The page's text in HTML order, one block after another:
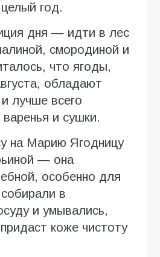
год.
дня — идти в лес
смородиной и
что ягоды,
обладают
лучше всего
и сушки.
на Марию Ягодницу
— она
особенно для
в
и умывались,
коже чистоту